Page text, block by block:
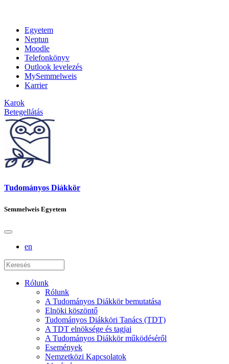
Egyetem
Neptun
Moodle
Telefonkönyv
Outlook levelezés
MySemmelweis
Karrier
Karok
Betegellátás
Tudományos Diákkör
Semmelweis Egyetem
en
Rólunk
Rólunk
A Tudományos Diákkör bemutatása
Elnöki köszöntő
Tudományos Diákköri Tanács (TDT)
A TDT elnöksége és tagjai
A Tudományos Diákkör működéséről
Események
Nemzetközi Kapcsolatok